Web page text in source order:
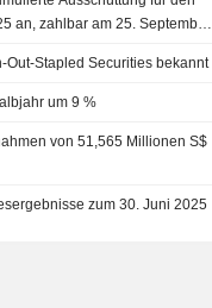
an, zahlbar am 25. September
Out-Stapled Securities bekannt
um 9 %
von 51,565 Millionen S$
zum 30. Juni 2025